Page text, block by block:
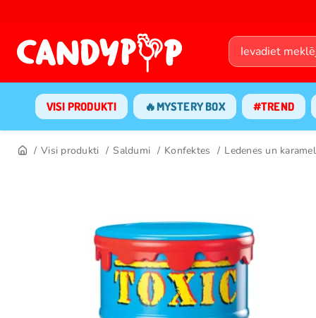
VISI PRODUKTI 🔥MYSTERY BOX #TREND
Visi produkti Saldumi Konfektes Ledenes un